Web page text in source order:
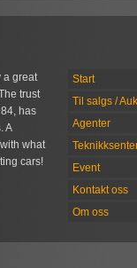
a great
trust
has
A
what
cars!
Start
Til salgs /
Agenter
Event
Kontakt oss
Om oss